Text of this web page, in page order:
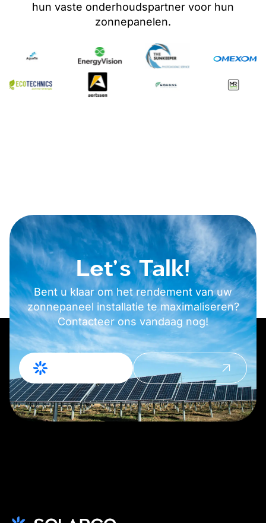
hun vaste onderhoudspartner voor hun
zonnepanelen.
Let's Talk!
Bent u klaar om het rendement van uw
zonnepaneel installatie te maximaliseren?
Contacteer ons vandaag nog!
Offerte
Aanvragen
Contact
opnemen